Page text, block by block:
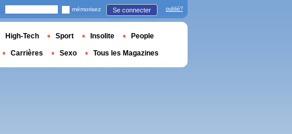
mémorisez Se connecter oublié?
High-Tech Sport Insolite People
Carrières Sexo Tous les Magazines